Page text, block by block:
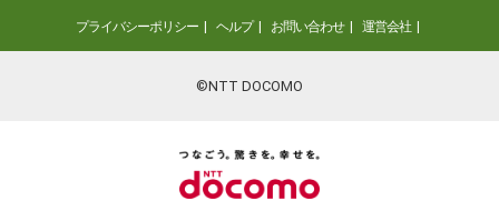
プライバシーポリシー ヘルプ お問い合わせ 運営会社
©NTT DOCOMO